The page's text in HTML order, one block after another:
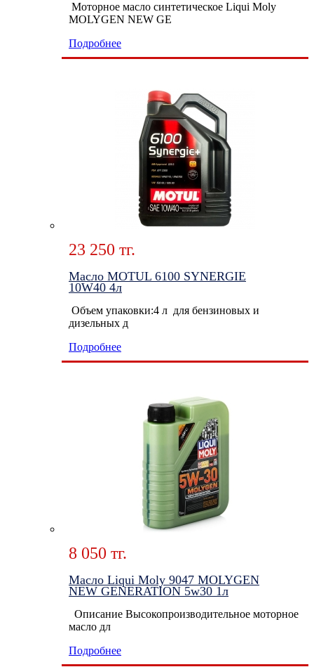
Моторное масло синтетическое Liqui Moly
MOLYGEN NEW GE
Подробнее
23 250 тг.
Масло MOTUL 6100 SYNERGIE
10W40 4л
Объем упаковки:4 л для бензиновых и
дизельных д
Подробнее
8 050 тг.
Масло Liqui Moly 9047 MOLYGEN
NEW GENERATION 5w30 1л
Описание Высокопроизводительное моторное
масло дл
Подробнее